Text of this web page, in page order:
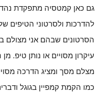
גם כאן קמטסיה מתפקדת
להדרכות ולסרטוני הטיפים
הסרטונים שבהם אני
עיקרון מסויים או נותן טיפ.
מצלם מסך ומציג הדרכה
כמו הקמת קמפיין בגוגל